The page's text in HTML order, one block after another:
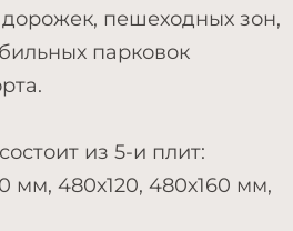
пешеходных зон,
парковок
из 5-и плит:
мм, 480х120, 480х160 мм,